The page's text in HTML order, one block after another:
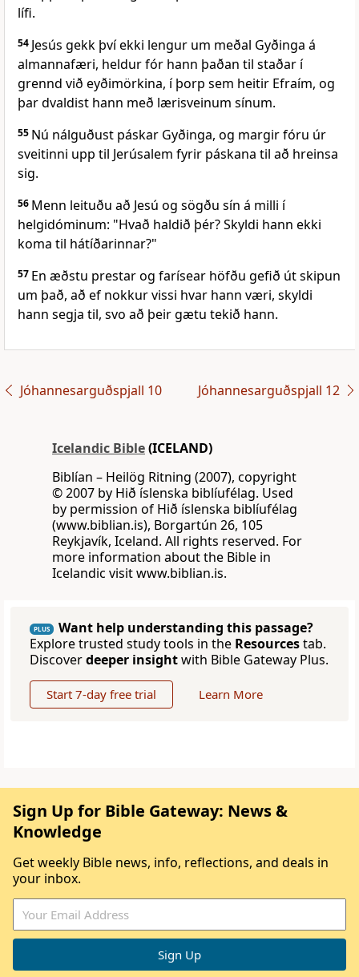
lífi.
54 Jesús gekk því ekki lengur um meðal Gyðinga á
almannafæri, heldur fór hann þaðan til staðar í
grennd við eyðimörkina, í þorp sem heitir Efraím, og
þar dvaldist hann með lærisveinum sínum.
55 Nú nálguðust páskar Gyðinga, og margir fóru úr
sveitinni upp til Jerúsalem fyrir páskana til að hreinsa
sig.
56 Menn leituðu að Jesú og sögðu sín á milli í
helgidóminum: "Hvað haldið þér? Skyldi hann ekki
koma til hátíðarinnar?"
57 En æðstu prestar og farísear höfðu gefið út skipun
um það, að ef nokkur vissi hvar hann væri, skyldi
hann segja til, svo að þeir gætu tekið hann.
Jóhannesarguðspjall 10 Jóhannesarguðspjall 12
Icelandic Bible(ICELAND)
Biblían – Heilög Ritning (2007), copyright
© 2007 by Hið íslenska biblíufélag. Used
by permission of Hið íslenska biblíufélag
(www.biblian.is), Borgartún 26, 105
Reykjavík, Iceland. All rights reserved. For
more information about the Bible in
Icelandic visit www.biblian.is.
PLUS
Want help understanding this passage?
Explore trusted study tools in the Resourcestab.
Discoverdeeper insightwith Bible Gateway Plus.
Start 7-day free trial Learn More
Sign Up for Bible Gateway: News &
Knowledge
Get weekly Bible news, info, reflections, and deals in
your inbox.